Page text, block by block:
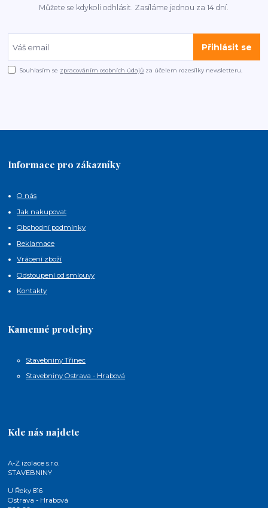
Můžete se kdykoli odhlásit. Zasíláme jednou za 14 dní.
Přihlásit se
Souhlasím se zpracováním osobních údajů za účelem rozesílky newsletteru.
Informace pro zákazníky
O nás
Jak nakupovat
Obchodní podmínky
Reklamace
Vrácení zboží
Odstoupení od smlouvy
Kontakty
Kamenné prodejny
Stavebniny Třinec
Stavebniny Ostrava - Hrabová
Kde nás najdete
A-Z izolace s.r.o.
STAVEBNINY
U Řeky 816
Ostrava - Hrabová